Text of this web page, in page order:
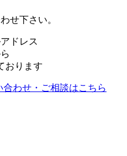
せ下さい。
ドレス
おります
合わせ・ご相談はこちら